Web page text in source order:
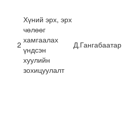
2
Хүний эрх, эрх
чөлөөг
хамгаалах
үндсэн
хуулийн
зохицуулалт
Д.Гангабаатар